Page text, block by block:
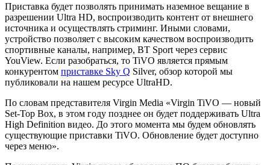
Приставка будет позволять принимать наземное вещание в
разрешении Ultra HD, воспроизводить контент от внешнего
источника и осуществлять стриминг. Иными словами,
устройство позволяет с высоким качеством воспроизводить
спортивные каналы, например, BT Sport через сервис
YouView. Если разобраться, то TiVO является прямым
конкурентом приставке Sky Q Silver, обзор которой мы
публиковали на нашем ресурсе UltraHD.
По словам представителя Virgin Media «Virgin TiVO — новый
Set-Top Box, в этом году позднее он будет поддерживать Ultra
High Definition видео. До этого момента мы будем обновлять
существующие приставки TiVO. Обновление будет доступно
через меню».